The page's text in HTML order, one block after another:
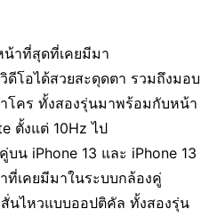
าที่สุดที่เคยมีมา
ดีโอได้สวยสะดุดตา รวมถึงมอบ
โคร ทั้งสองรุ่นมาพร้อมกับหน้า
ตั้งแต่ 10Hz ไป
น iPhone 13 และ iPhone 13
ที่เคยมีมาในระบบกล้องคู่
นไหวแบบออปติคัล ทั้งสองรุ่น